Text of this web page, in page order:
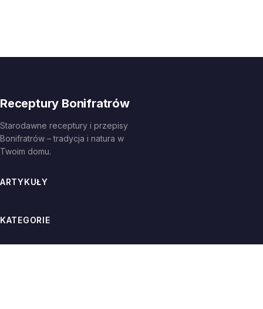
Receptury Bonifratrów
Starodawne receptury i przepisy
Bonifratrów – tradycja i natura w
Twoim domu.
ARTYKUŁY
KATEGORIE